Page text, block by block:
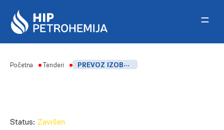
Početna Tenderi PREVOZ IZOBUTANA AUTOCISTERNAMA NA RELACIJI NIS TNG-HIPP
Status: Završen